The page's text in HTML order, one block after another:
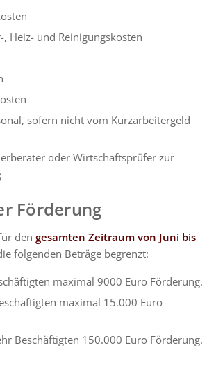
, Heiz- und Reinigungskosten
sofern nicht vom Kurzarbeitergeld
oder Wirtschaftsprüfer zur
Förderung
dengesamten Zeitraum von Juni bis
folgenden Beträge begrenzt:
maximal 9000 Euro Förderung.
maximal 15.000 Euro
Beschäftigten 150.000 Euro Förderung.